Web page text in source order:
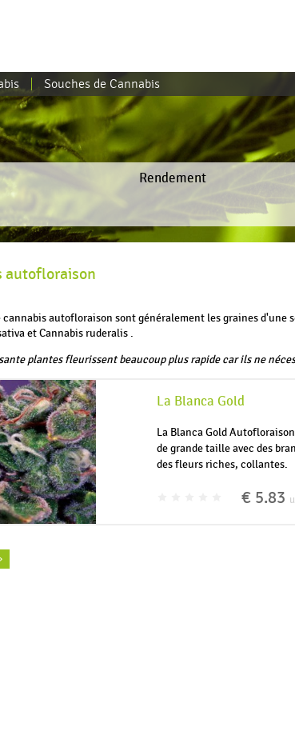
Souches de Cannabis
Rendement
autofloraison
cannabis autofloraison sont généralement les graines d'une
et Cannabis ruderalis .
plantes fleurissent beaucoup plus rapide car ils ne
La Blanca Gold
La Blanca Gold
de grande taille avec des
des fleurs riches, collantes.
€ 5.83